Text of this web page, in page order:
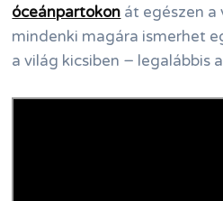
óceánpartokon át egészen
mindenki magára ismerhet
a világ kicsiben − legalábbis